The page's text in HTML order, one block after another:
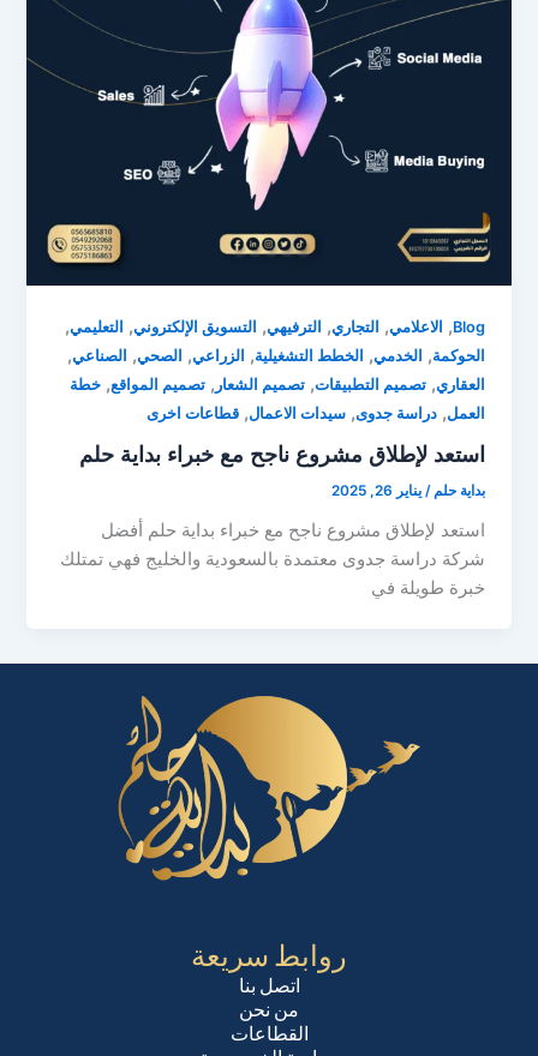
Blog
, الاعلامي, التجاري, الترفيهي, التسويق الإلكتروني, التعليمي,
الحوكمة, الخدمي, الخطط التشغيلية, الزراعي, الصحي, الصناعي,
العقاري,تصميم التطبيقات,تصميم الشعار ,تصميم المواقع,خطة
العمل,دراسة جدوى,سيدات الاعمال,قطاعات اخرى
استعد لإطلاق مشروع ناجح مع خبراء بداية حلم
بداية حلم/يناير 26, 2025
استعد لإطلاق مشروع ناجح مع خبراء بداية حلم أفضل
شركة دراسة جدوى معتمدة بالسعودية والخليج فهي تمتلك
خبرة طويلة في
روابط سريعة
اتصل بنا
من نحن
القطاعات